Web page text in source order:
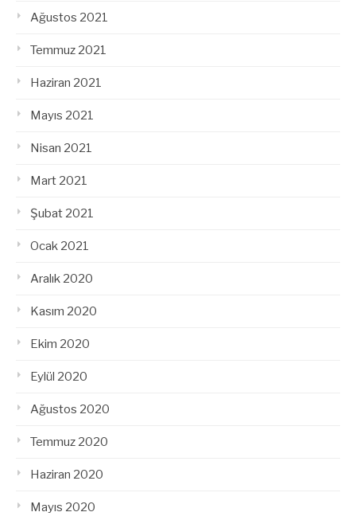
Ağustos 2021
Temmuz 2021
Haziran 2021
Mayıs 2021
Nisan 2021
Mart 2021
Şubat 2021
Ocak 2021
Aralık 2020
Kasım 2020
Ekim 2020
Eylül 2020
Ağustos 2020
Temmuz 2020
Haziran 2020
Mayıs 2020